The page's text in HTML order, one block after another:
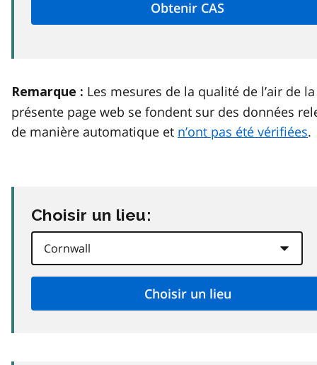
Remarque : Les mesures de la qualité de l’air de la
présente page web se fondent sur des données
de manière automatique et n’ont pas été vérifiées.
Choisir un lieu: